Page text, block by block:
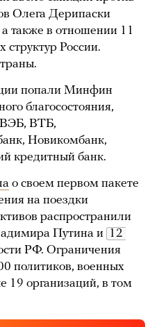
Олега Дерипаски
также в отношении 11
структур России.
попали Минфин
благосостояния,
ВЭБ, ВТБ,
Новикомбанк,
кредитный банк.
о своем первом пакете
на поездки
распространили
Путина и 12
РФ. Ограничения
политиков, военных
19 организаций, в том